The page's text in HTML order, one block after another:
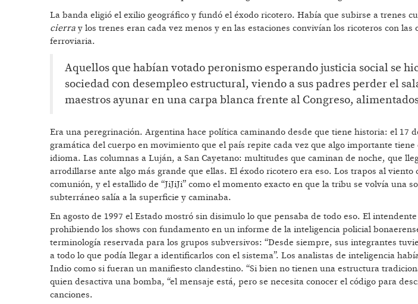
La banda eligió el exilio geográfico y fundó el éxodo ricotero. Había que subirse a trenes
cierra y los trenes eran cada vez menos y en las estaciones convivían los ricoteros con
ferroviaria.
Aquellos que habían votado peronismo esperando justicia social se
sociedad con desempleo estructural, viendo a sus padres perder el
maestros ayunar en una carpa blanca frente al Congreso,
Era una peregrinación. Argentina hace política caminando desde que tiene historia: el 17
gramática del cuerpo en movimiento que el país repite cada vez que algo importante
idioma. Las columnas a Luján, a San Cayetano: multitudes que caminan de noche, que
arrodillarse ante algo más grande que ellas. El éxodo ricotero era eso. Los trapos al viento
comunión, y el estallido de “JiJiJi” como el momento exacto en que la tribu se volvía una
subterráneo salía a la superficie y caminaba.
En agosto de 1997 el Estado mostró sin disimulo lo que pensaba de todo eso. El
prohibiendo los shows con fundamento en un informe de la inteligencia policial
terminología reservada para los grupos subversivos: “Desde siempre, sus integrantes
a todo lo que podía llegar a identificarlos con el sistema”. Los analistas de inteligencia
Indio como si fueran un manifiesto clandestino. “Si bien no tienen una estructura
quien desactiva una bomba, “el mensaje está, pero se necesita conocer el código para
canciones.